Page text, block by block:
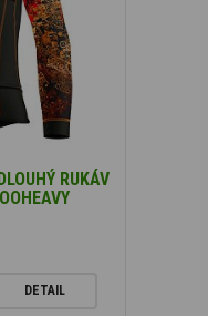
RUKÁV
DETAIL